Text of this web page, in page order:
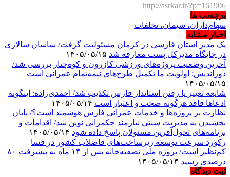
http://asrkar.ir/?p=161906
برچسب ها
سهام‌داران، سیمان، تخلفات
اخبار مشابه
یک مدیر استان فارسی در کرمان مسئولیت گرفت/ ساسان سالاری
در جایگاه مدیرکل پست معارفه شد
آخرین وضعیت پروژه‌های ورزشی کازرون و کوه‌چنار بررسی شد/
دوراندیش: اولویت ما تکمیل طرح‌های نیمه‌تمام عمرانی است
۱۴۰۵/۰۵/۱۵
شایعه تغییر یا رفتن استاندار فارس تکذیب شد/ احمدی‌زاده: اینگونه
ادعاها فاقد هرگونه صحت و اعتبار است
نظارت بر پروژه‌ها و خدمات عمرانی فارس هوشمند است؟/ پایان
بخشیدن به مدیریت سنتی نیازمند حکمرانی نوین شد/ اقدامات و
برنامه‌های تحول‌آفرین مسئولان پاسخ داده شود
رکورد سرعت توسعه زیرساخت‌های فاضلاب کشور در فسا
کم‌نظیر است/ پروژه ملی تصفیه‌خانه پس از ۱۴ ماه به پیشرفت ۸۰
درصدی رسید
ثبت دیدگاه